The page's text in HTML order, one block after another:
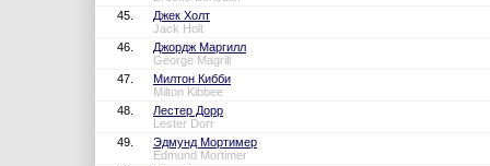
45.
Джек Холт
Jack Holt
46.
Джордж Маргилл
George Magrill
47.
Милтон Кибби
Milton Kibbee
48.
Лестер Дорр
Lester Dorr
49.
Эдмунд Мортимер
Edmund Mortimer